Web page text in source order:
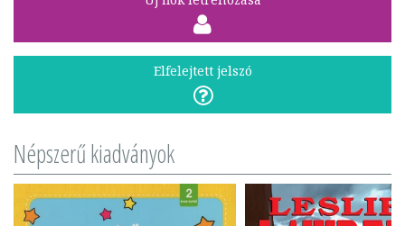
Elfelejtett jelszó
Népszerű kiadványok